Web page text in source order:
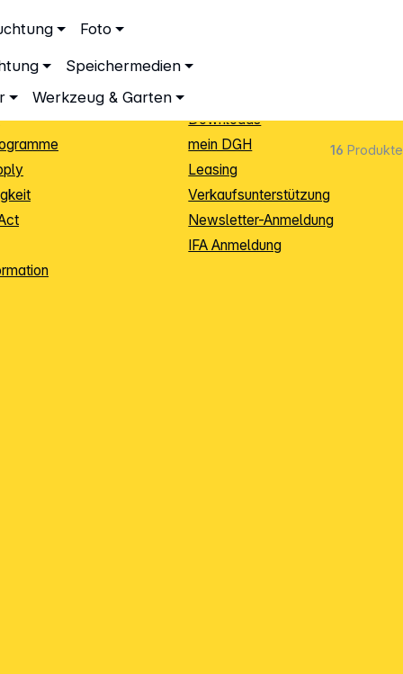
Foto
Speichermedien
Werkzeug & Garten
16 Produkte
Sendungsverfolgung
Downloads
mein DGH
Leasing
Verkaufsunterstützung
Newsletter-Anmeldung
IFA Anmeldung